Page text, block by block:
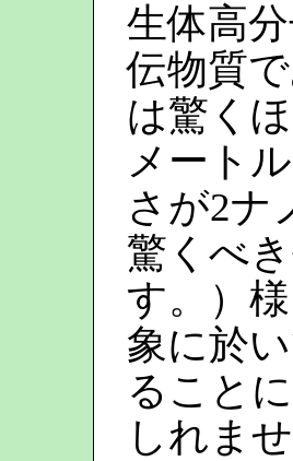
生体高
伝物質
は驚く
メート
さが2ナ
驚くべ
す。）
象に於
ること
しれませ